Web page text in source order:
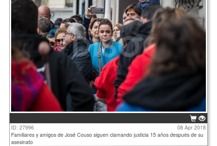
ID: 27996
08 Apr 2018
Familiares y amigos de José Couso siguen clamando justicia 15 años después de su
asesinato